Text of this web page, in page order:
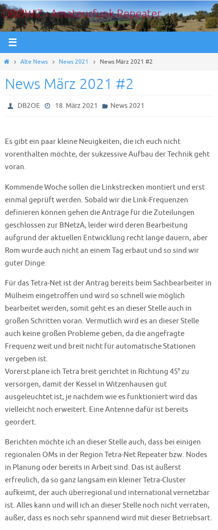
Zum
Inhalt
springen
DBØWIZ - Amateurfunk Repeater
StartAlte News News 2021 News März 2021 #2
News März 2021 #2
DB2OE 18. März 2021 News 2021
Es gibt ein paar kleine Neuigkeiten, die ich euch nicht
vorenthalten möchte, der sukzessive Aufbau der Technik geht
voran.
Kommende Woche sollen die Linkstrecken montiert und erst
einmal geprüft werden. Sobald wir die Link-Frequenzen
definieren können gehen die Anträge für die Zuteilungen
geschlossen zur BNetzA, leider wird deren Bearbeitung
aufgrund der aktuellen Entwicklung recht lange dauern, aber
Rom wurde auch nicht an einem Tag erbaut und so sind wir
guter Dinge.
Für das Tetra-Net ist der Antrag bereits beim Sachbearbeiter in
Mülheim eingetroffen und wird so schnell wie möglich
bearbeitet werden, somit geht es an dieser Stelle auch in
großen Schritten voran. Vermutlich wird es an dieser Stelle
auch keine großen Probleme geben, da die angefragte
Frequenz weit und breit nicht für automatische Stationen
vergeben ist.
Vorerst plane ich Tetra breit gerichtet in Richtung 45° zu
versorgen, damit der Kessel in Witzenhausen gut
ausgeleuchtet ist, je nachdem wie es funktioniert wird das
vielleicht noch erweitert. Eine Antenne dafür ist bereits
geordert.
Berichten möchte ich an dieser Stelle auch, dass bei einigen
regionalen OMs in der Region Tetra-Net Repeater bzw. Nodes
in Planung oder bereits in Arbeit sind. Das ist äußerst
erfreulich, da so ganz langsam ein kleiner Tetra-Cluster
aufkeimt, der auch überregional und international vernetzbar
ist. Alles kann und will ich an dieser Stelle noch nicht verraten,
außer, dass es noch sehr spannend wird mit dieser Betriebsart.